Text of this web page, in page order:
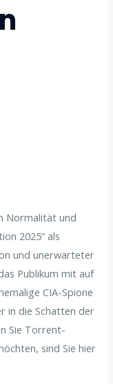
Normalität und
2025“ als
und unerwarteter
Publikum mit auf
CIA-Spione
in die Schatten der
Sie Torrent-
sind Sie hier